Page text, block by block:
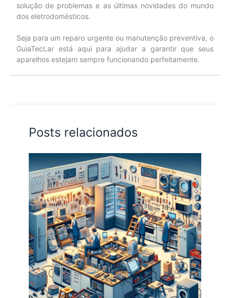
solução de problemas e as últimas novidades do mundo
dos eletrodomésticos.
Seja para um reparo urgente ou manutenção preventiva, o
GuiaTecLar está aqui para ajudar a garantir que seus
aparelhos estejam sempre funcionando perfeitamente.
Posts relacionados